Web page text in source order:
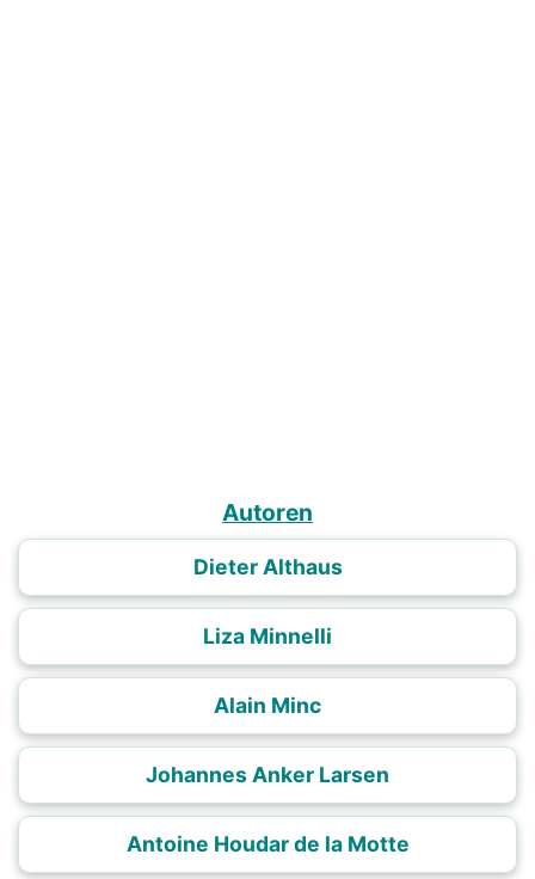
Autoren
Dieter Althaus
Liza Minnelli
Alain Minc
Johannes Anker Larsen
Antoine Houdar de la Motte